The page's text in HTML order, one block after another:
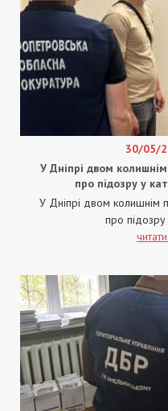
30/05/
У Дніпрі двом
про підозру у
У Дніпрі двом колишнім
про підозру